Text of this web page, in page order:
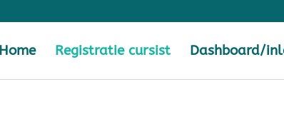
Home Registratie cursist Dashboard/